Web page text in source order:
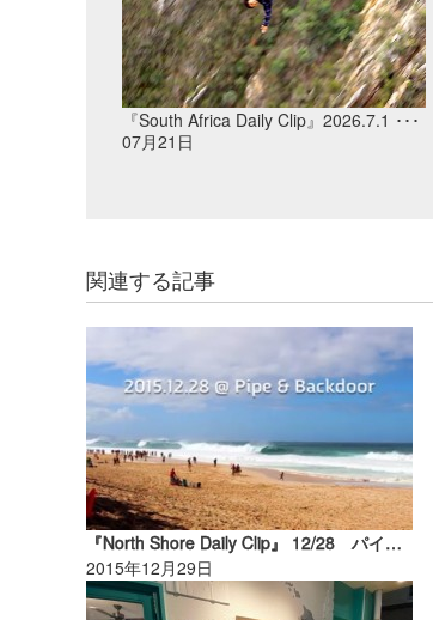
『South Africa Daily Clip』2026.7.1 ･･･
07月21日
関連する記事
『North Shore Daily Clip』 12/28 パイプ＆バックドアセッション。
2015年12月29日